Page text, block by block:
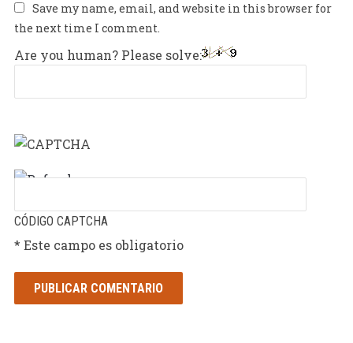
Save my name, email, and website in this browser for
the next time I comment.
Are you human? Please solve:
CÓDIGO CAPTCHA
* Este campo es obligatorio